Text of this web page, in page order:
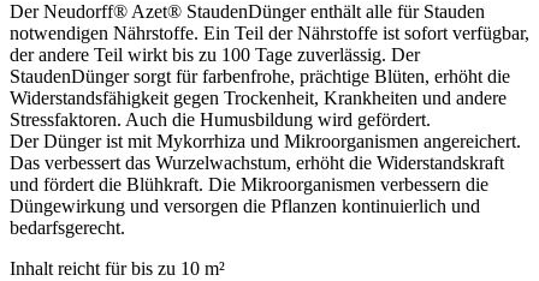
Der Neudorff® Azet® StaudenDünger enthält alle für Stauden
notwendigen Nährstoffe. Ein Teil der Nährstoffe ist sofort verfügbar,
der andere Teil wirkt bis zu 100 Tage zuverlässig. Der
StaudenDünger sorgt für farbenfrohe, prächtige Blüten, erhöht die
Widerstandsfähigkeit gegen Trockenheit, Krankheiten und andere
Stressfaktoren. Auch die Humusbildung wird gefördert.
Der Dünger ist mit Mykorrhiza und Mikroorganismen angereichert.
Das verbessert das Wurzelwachstum, erhöht die Widerstandskraft
und fördert die Blühkraft. Die Mikroorganismen verbessern die
Düngewirkung und versorgen die Pflanzen kontinuierlich und
bedarfsgerecht.
Inhalt reicht für bis zu 10 m²